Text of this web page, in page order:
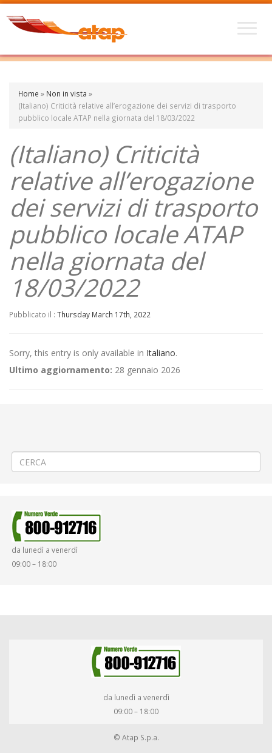
Home » Non in vista »
(Italiano) Criticità relative all’erogazione dei servizi di trasporto
pubblico locale ATAP nella giornata del 18/03/2022
(Italiano) Criticità
relative all’erogazione
dei servizi di trasporto
pubblico locale ATAP
nella giornata del
18/03/2022
Pubblicato il : Thursday March 17th, 2022
Sorry, this entry is only available in Italiano.
Ultimo aggiornamento: 28 gennaio 2026
da lunedì a venerdì
09:00 – 18:00
da lunedì a venerdì
09:00 – 18:00
© Atap S.p.a.